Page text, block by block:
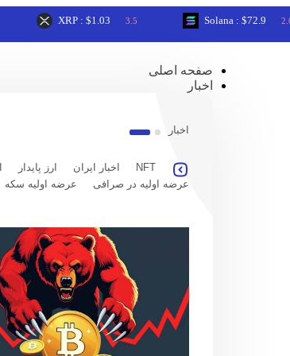
XRP : $1.03 3.5 Solana : $72.9 2.05
صفحه اصلی
اخبار
اخبار
NFT اخبار ایران ارز پایدار
عرضه اولیه در صرافی
عرضه اولیه سکه